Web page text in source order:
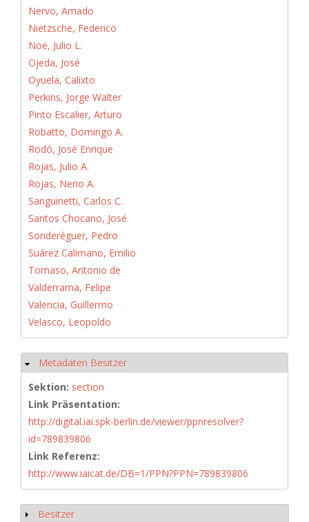
Nervo, Amado
Nietzsche, Federico
Noe, Julio L.
Ojeda, José
Oyuela, Calixto
Perkins, Jorge Walter
Pinto Escalier, Arturo
Robatto, Domingo A.
Rodó, José Enrique
Rojas, Julio A.
Rojas, Nerio A.
Sanguinetti, Carlos C.
Santos Chocano, José
Sonderéguer, Pedro
Suárez Calimano, Emilio
Tomaso, Antonio de
Valderrama, Felipe
Valencia, Guillermo
Velasco, Leopoldo
Hide
Metadaten Besitzer
Sektion: section
Link Präsentation:
http://digital.iai.spk-berlin.de/viewer/ppnresolver?
id=789839806
Link Referenz:
http://www.iaicat.de/DB=1/PPN?PPN=789839806
Show
Besitzer